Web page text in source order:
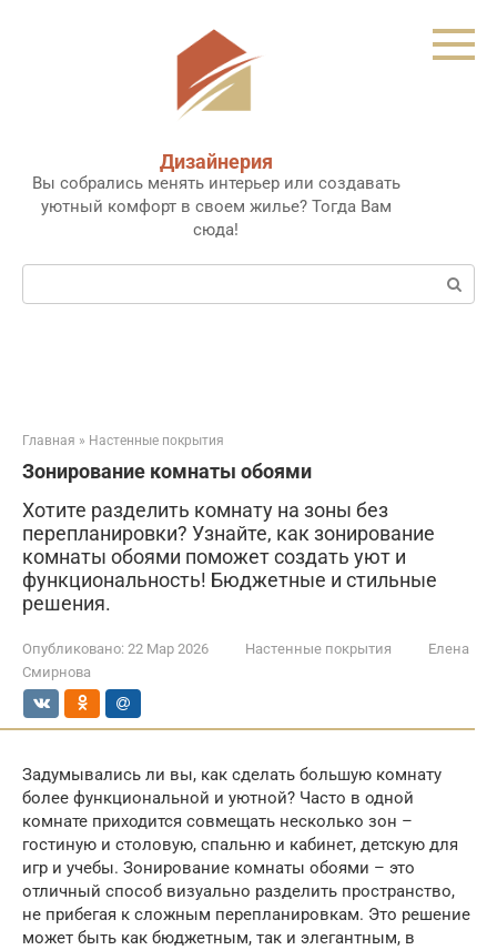
Дизайнерия
Вы собрались менять интерьер или создавать
уютный комфорт в своем жилье? Тогда Вам
сюда!
Поиск:
Главная » Настенные покрытия
Зонирование комнаты обоями
Хотите разделить комнату на зоны без
перепланировки? Узнайте, как зонирование
комнаты обоями поможет создать уют и
функциональность! Бюджетные и стильные
решения.
Опубликовано: 22 Мар 2026 Настенные покрытия
Елена
Смирнова
Задумывались ли вы, как сделать большую комнату
более функциональной и уютной? Часто в одной
комнате приходится совмещать несколько зон –
гостиную и столовую, спальню и кабинет, детскую для
игр и учебы. Зонирование комнаты обоями – это
отличный способ визуально разделить пространство,
не прибегая к сложным перепланировкам. Это решение
может быть как бюджетным, так и элегантным, в